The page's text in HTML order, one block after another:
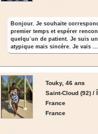
Bonjour. Je souhaite
premier temps et espérer
quelquʾun de patient. Je suis
atypique mais sincère. Je vais ...
Touky, 46 ans
Saint-Cloud (92) /
France
France